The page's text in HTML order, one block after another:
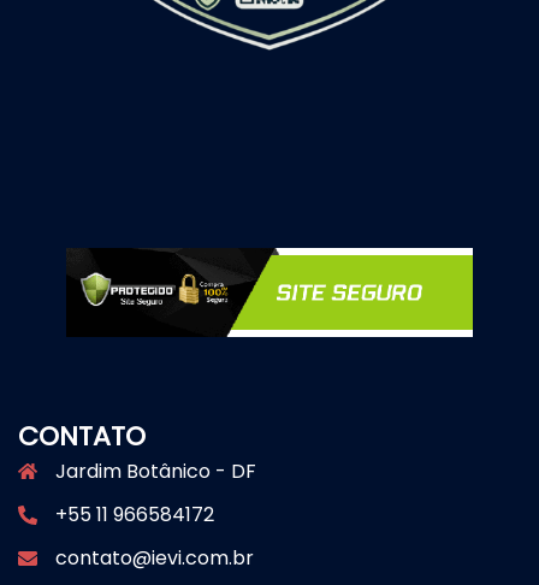
CONTATO
Jardim Botânico - DF
+55 11 966584172
contato@ievi.com.br